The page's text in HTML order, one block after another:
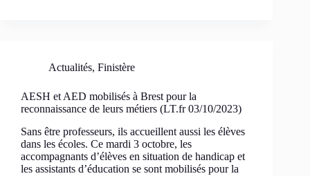
Actualités, Finistère
AESH et AED mobilisés à Brest pour la
reconnaissance de leurs métiers (LT.fr 03/10/2023)
Sans être professeurs, ils accueillent aussi les élèves
dans les écoles. Ce mardi 3 octobre, les
accompagnants d’élèves en situation de handicap et
les assistants d’éducation se sont mobilisés pour la